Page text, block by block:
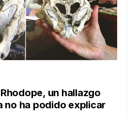
un hallazgo
no ha podido explicar